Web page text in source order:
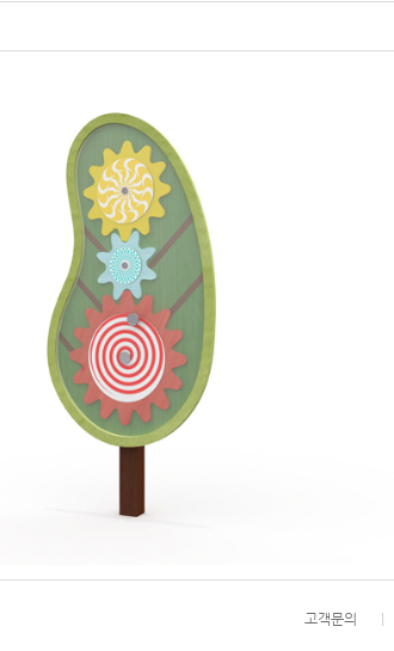
고객문의